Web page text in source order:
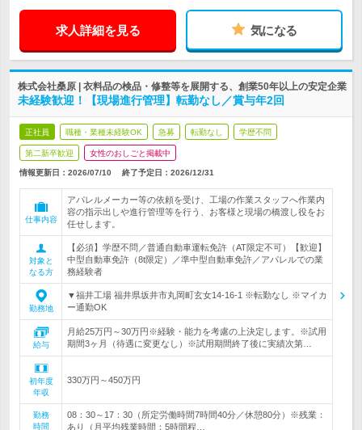
求人詳細を見る 気になる
株式会社桑原 | 衣料品の検品・修整等を展開する、創業50年以上の安定企業
未経験歓迎！【現場進行管理】転勤なし／賞与年2回
正社員 職種・業種未経験OK 急募 転勤なし 学歴不問
第二新卒歓迎 女性のおしごと掲載中
情報更新日：2026/07/10 終了予定日： 2026/12/31
仕事内容
アパレルメーカー等の依頼を受け、工場の作業スタッフへ作業内
容の指示出しや進行管理等を行う、お客様と現場の橋渡し役をお
任せします。
対象と
なる方
【必須】学歴不問／普通自動車運転免許（AT限定不可）【歓迎】
中型自動車免許（8t限定）／準中型自動車免許／アパレルでの業
務経験者
勤務地
▼福井工場 福井県坂井市丸岡町玄女14-16-1 ※転勤なし ※マイカ
ー通勤OK
給与
月給25万円～30万円※経験・能力を考慮の上決定します。※試用
期間3ヶ月（待遇に変更なし）※試用期間終了後に実績次第…
初年度
年収
330万円～450万円
勤務
時間
08：30～17：30（所定労働時間7時間40分／休憩80分）※残業：
あり（月平均残業時間：5時間程…